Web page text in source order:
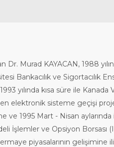
Dr. Murad KAYACAN, 1988
Bankacılık ve Sigortacılık
1993 yılında kısa süre ile
elektronik sisteme geçişi
ve 1995 Mart - Nisan
İşlemler ve Opsiyon Borsası
piyasalarının gelişimine